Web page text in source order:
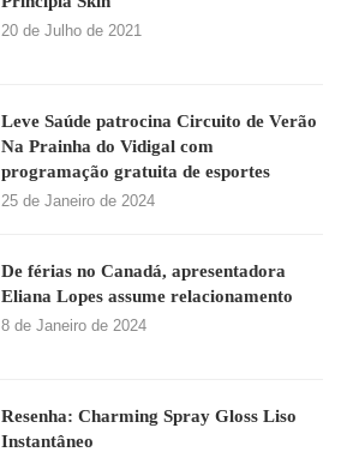
20 de Julho de 2021
Leve Saúde patrocina Circuito de Verão
Na Prainha do Vidigal com
programação gratuita de esportes
25 de Janeiro de 2024
De férias no Canadá, apresentadora
Eliana Lopes assume relacionamento
8 de Janeiro de 2024
Resenha: Charming Spray Gloss Liso
Instantâneo